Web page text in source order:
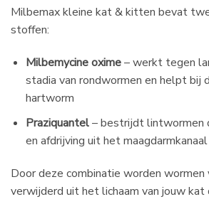
Milbemax kleine kat & kitten bevat
stoffen:
Milbemycine oxime– werkt tegen
stadia van rondwormen en helpt bij
hartworm
Praziquantel– bestrijdt lintwormen
en afdrijving uit het maagdarmkanaal
Door deze combinatie worden
verwijderd uit het lichaam van jouw